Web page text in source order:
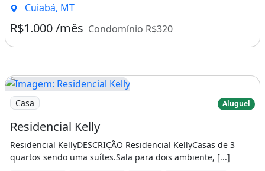
armários embutidos, varanda, área de
serviço, churrasqueira, porteiro 24h
Varanda
Área de serviço
Cuiabá, MT
R$1.000 /mês Condomínio R$320
Imagem: Residencial Kelly
Casa Aluguel
Residencial Kelly
Residencial KellyDESCRIÇÃO Residencial KellyCasas de 3
quartos sendo uma suítes.Sala para dois ambiente, [...]